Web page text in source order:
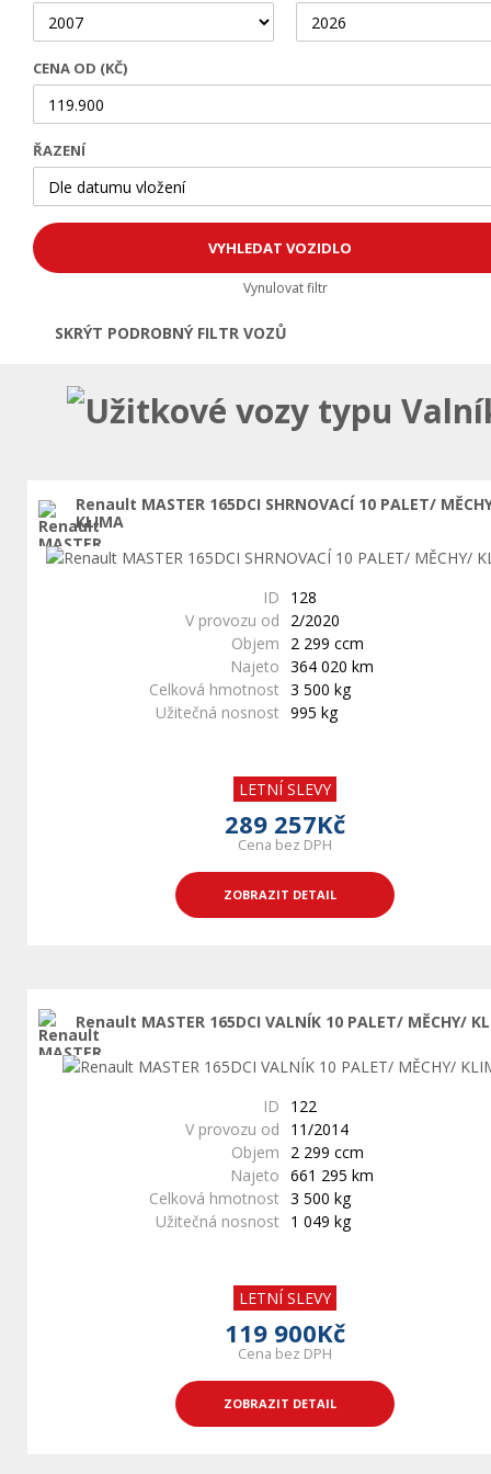
CENA OD (KČ)
ŘAZENÍ
Vynulovat filtr
SKRÝT PODROBNÝ FILTR VOZŮ
Užitkové vozy typu
Renault MASTER 165DCI SHRNOVACÍ 10 PALET/
KLIMA
ID
128
V provozu od
2/2020
Objem
2 299 ccm
Najeto 364 020 km
Celková hmotnost 3 500 kg
Užitečná nosnost 995 kg
LETNÍ SLEVY
289 257Kč
Cena bez DPH
ZOBRAZIT DETAIL
Renault MASTER 165DCI VALNÍK 10 PALET/ MĚCHY/
ID
122
V provozu od
11/2014
Objem
2 299 ccm
Najeto 661 295 km
Celková hmotnost 3 500 kg
Užitečná nosnost
1 049 kg
LETNÍ SLEVY
119 900Kč
Cena bez DPH
ZOBRAZIT DETAIL